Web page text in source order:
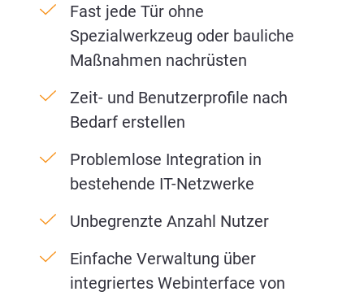
Fast jede Tür ohne
Spezialwerkzeug oder bauliche
Maßnahmen nachrüsten
Zeit- und Benutzerprofile nach
Bedarf erstellen
Problemlose Integration in
bestehende IT-Netzwerke
Unbegrenzte Anzahl Nutzer
Einfache Verwaltung über
integriertes Webinterface von